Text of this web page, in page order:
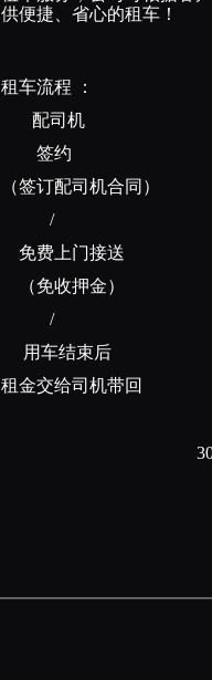
供便捷、省心的租车！
租车流程 ：
配司机
签约 签
（签订配司机合同
/
免费上门接
（免收押金） （支
/
用车结束后
租金交给司机带回